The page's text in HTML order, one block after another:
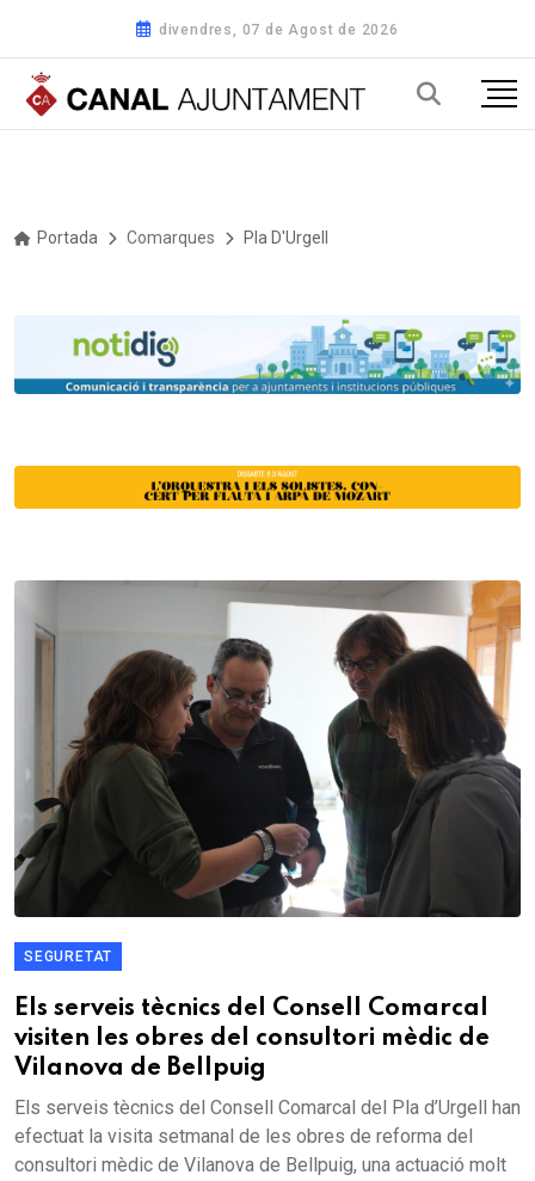
divendres, 07 de Agost de 2026
Portada Comarques Pla D'Urgell
SEGURETAT
Els serveis tècnics del Consell Comarcal
visiten les obres del consultori mèdic de
Vilanova de Bellpuig
Els serveis tècnics del Consell Comarcal del Pla d’Urgell han
efectuat la visita setmanal de les obres de reforma del
consultori mèdic de Vilanova de Bellpuig, una actuació molt